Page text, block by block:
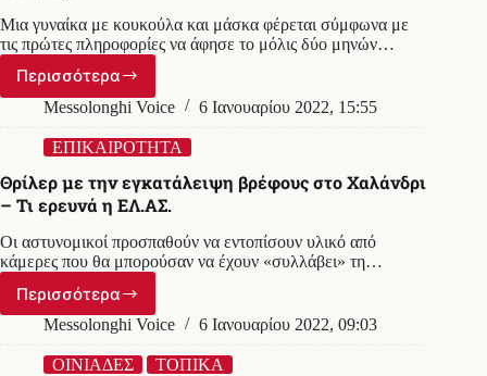
βρέφος
–
Τα
βίντεο
«κλειδί»
Μια γυναίκα με κουκούλα και μάσκα φέρεται σύμφωνα με
τις πρώτες πληροφορίες να άφησε το μόλις δύο μηνών…
Περισσότερα
Μια
γυναίκα
κουκούλα
μάσκα
φαίνεται
εγκατέλειψε
το
νεογέννητο
κοριτσάκι
στο
Χαλάνδρι
Messolonghi Voice 6 Ιανουαρίου 2022, 15:55
ΕΠΙΚΑΙΡΟΤΗΤΑ
Θρίλερ με την εγκατάλειψη βρέφους στο Χαλάνδρι
– Τι ερευνά η ΕΛ.ΑΣ.
Οι αστυνομικοί προσπαθούν να εντοπίσουν υλικό από
κάμερες που θα μπορούσαν να έχουν «συλλάβει» τη…
Περισσότερα
Θρίλερ
με
εγκατάλειψη
Messolonghi Voice 6 Ιανουαρίου 2022, 09:03
ΟΙΝΙΑΔΕΣ ΤΟΠΙΚΑ